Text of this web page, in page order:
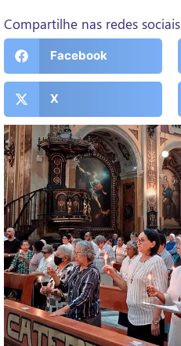
Compartilhe nas redes sociais
Facebook
X